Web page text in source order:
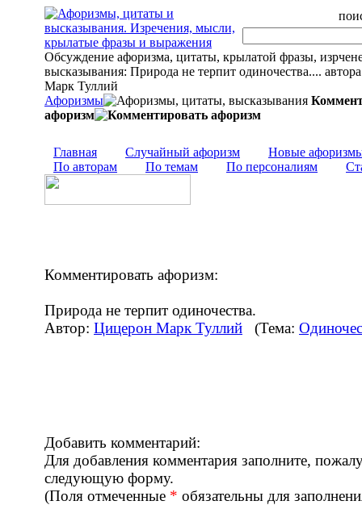
Обсуждение афоризма, цитаты, крылатой фразы,
высказывания: Природа не терпит одиночества....
Марк Туллий
Афоризмы
афоризм
Главная Случайный афоризм
Новые
По авторам
По темам По персоналиям
Комментировать афоризм:
Природа не терпит одиночества.
Автор: Цицерон Марк Туллий (Тема:
Добавить комментарий:
Для добавления комментария заполните,
следующую форму.
(Поля отмеченные * обязательны для